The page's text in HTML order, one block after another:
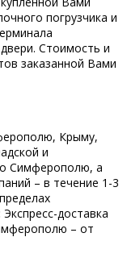
погрузчика и
Стоимость и
заказанной Вами
Крыму,
и
Симферополю, а
– в течение 1-3
Экспресс-доставка
– от